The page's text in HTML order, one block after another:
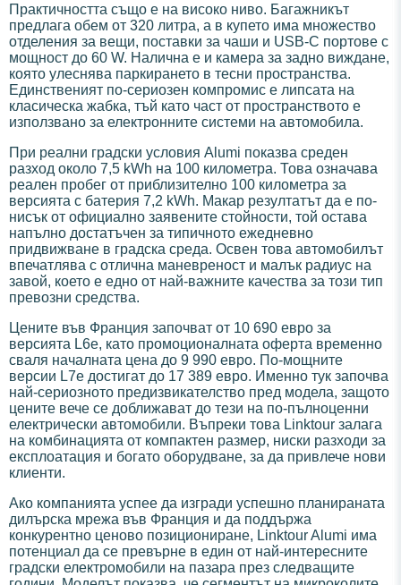
Практичността също е на високо ниво. Багажникът
предлага обем от 320 литра, а в купето има множество
отделения за вещи, поставки за чаши и USB-C портове с
мощност до 60 W. Налична е и камера за задно виждане,
която улеснява паркирането в тесни пространства.
Единственият по-сериозен компромис е липсата на
класическа жабка, тъй като част от пространството е
използвано за електронните системи на автомобила.
При реални градски условия Alumi показва среден
разход около 7,5 kWh на 100 километра. Това означава
реален пробег от приблизително 100 километра за
версията с батерия 7,2 kWh. Макар резултатът да е по-
нисък от официално заявените стойности, той остава
напълно достатъчен за типичното ежедневно
придвижване в градска среда. Освен това автомобилът
впечатлява с отлична маневреност и малък радиус на
завой, което е едно от най-важните качества за този тип
превозни средства.
Цените във Франция започват от 10 690 евро за
версията L6e, като промоционалната оферта временно
сваля началната цена до 9 990 евро. По-мощните
версии L7e достигат до 17 389 евро. Именно тук започва
най-сериозното предизвикателство пред модела, защото
цените вече се доближават до тези на по-пълноценни
електрически автомобили. Въпреки това Linktour залага
на комбинацията от компактен размер, ниски разходи за
експлоатация и богато оборудване, за да привлече нови
клиенти.
Ако компанията успее да изгради успешно планираната
дилърска мрежа във Франция и да поддържа
конкурентно ценово позициониране, Linktour Alumi има
потенциал да се превърне в един от най-интересните
градски електромобили на пазара през следващите